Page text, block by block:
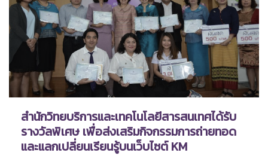
สำนักวิทยบริการและเทคโนโลยีสารสนเทศได้รับ
รางวัลพิเศษ เพื่อส่งเสริมกิจกรรมการถ่ายทอด
และแลกเปลี่ยนเรียนรู้บนเว็บไซต์ KM